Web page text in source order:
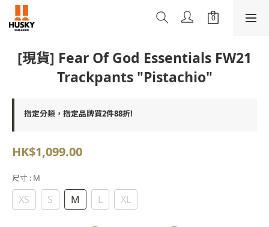
[現貨] Fear Of God Essentials FW21
Trackpants "Pistachio"
指定分類，指定品牌買2件88折!
HK$1,099.00
尺寸 : M
XS S M L XL